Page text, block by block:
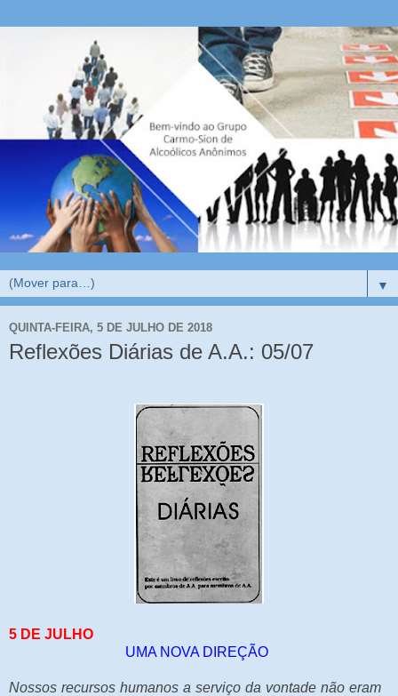
▼
QUINTA-FEIRA, 5 DE JULHO DE 2018
Reflexões Diárias de A.A.: 05/07
5 DE JULHO
UMA NOVA DIREÇÃO
Nossos recursos humanos a serviço da vontade não eram